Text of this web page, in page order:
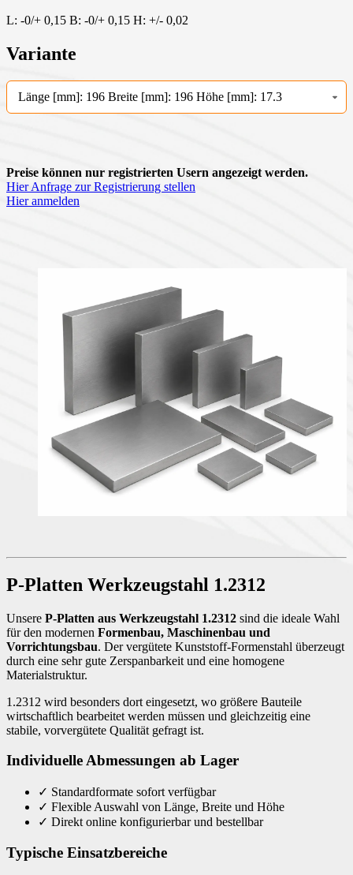
L: -0/+ 0,15 B: -0/+ 0,15 H: +/- 0,02
Variante
Länge [mm]: 196 Breite [mm]: 196 Höhe [mm]: 17.3
Preise können nur registrierten Usern angezeigt werden.
Hier Anfrage zur Registrierung stellen
Hier anmelden
P-Platten Werkzeugstahl 1.2312
Unsere P-Platten aus Werkzeugstahl 1.2312 sind die ideale Wahl
für den modernen Formenbau, Maschinenbau und
Vorrichtungsbau. Der vergütete Kunststoff-Formenstahl überzeugt
durch eine sehr gute Zerspanbarkeit und eine homogene
Materialstruktur.
1.2312 wird besonders dort eingesetzt, wo größere Bauteile
wirtschaftlich bearbeitet werden müssen und gleichzeitig eine
stabile, vorvergütete Qualität gefragt ist.
Individuelle Abmessungen ab Lager
✓ Standardformate sofort verfügbar
✓ Flexible Auswahl von Länge, Breite und Höhe
✓ Direkt online konfigurierbar und bestellbar
Typische Einsatzbereiche